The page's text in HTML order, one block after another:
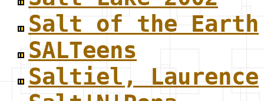
Salt of the Earth
SALTeens
Saltiel, Laurence